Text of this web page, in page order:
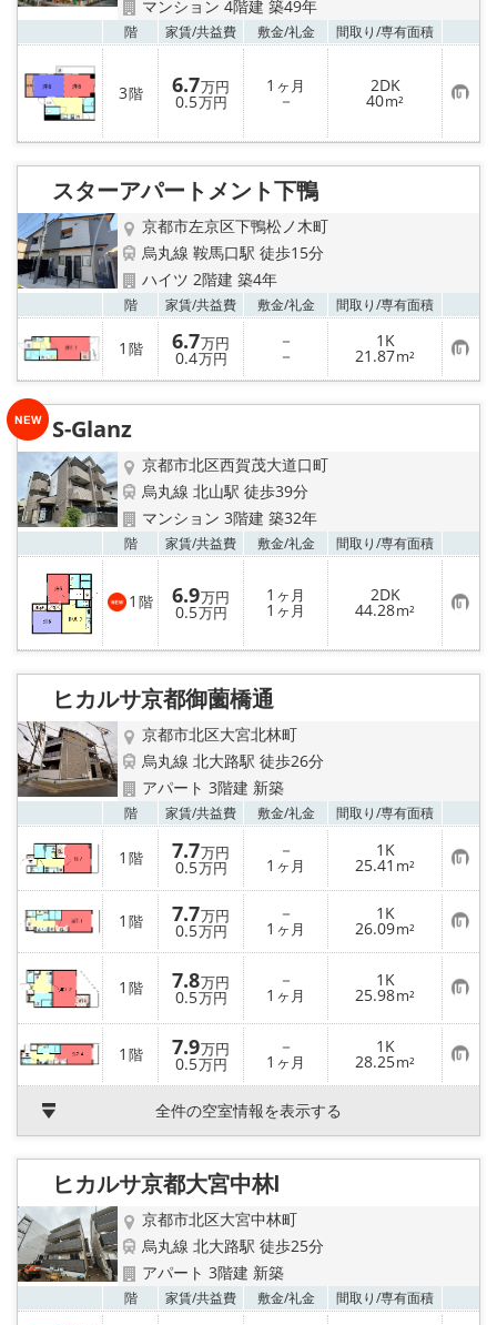
マンション 4階建 築49年
階 家賃/共益費 敷金/礼金 間取り/専有面積
3階 6.7万円
0.5万円
1 ヶ月
－
2DK
40m² お
気
に
入
り
スターアパートメント下鴨
京都市左京区下鴨松ノ木町
烏丸線 鞍馬口駅 徒歩15分
ハイツ 2階建 築4年
階 家賃/共益費 敷金/礼金 間取り/専有面積
1 階 6.7万円
0.4万円
－
－
1K
21.87m² お
気
に
入
S-Glanz
京都市北区西賀茂大道口町
烏丸線 北山駅 徒歩39分
マンション 3階建 築32年
階 家賃/共益費 敷金/礼金 間取り/専有面積
1 階 6.9万円
0.5万円
1 ヶ月
1 ヶ月
2DK
44.28m² お
気
に
入
り
ヒカルサ京都御薗橋通
京都市北区大宮北林町
烏丸線 北大路駅 徒歩26分
アパート 3階建 新築
階 家賃/共益費 敷金/礼金 間取り/専有面積
1 階 7.7万円
0.5万円
－
1 ヶ月
1K
25.41 m² お
気
に
入
り
登
録
1 階 7.7万円
0.5万円
－
1 ヶ月
1K
26.09m² お
気
に
入
り
登
録
1 階 7.8万円
0.5万円
－
1 ヶ月
1K
25.98m² お
気
に
入
り
登
録
1 階 7.9万円
0.5万円
－
1 ヶ月
1K
28.25m² お
気
に
登
録
全件の空室情報を表示する
ヒカルサ京都大宮中林Ⅰ
京都市北区大宮中林町
烏丸線 北大路駅 徒歩25分
アパート 3階建 新築
階 家賃/共益費 敷金/礼金 間取り/専有面積